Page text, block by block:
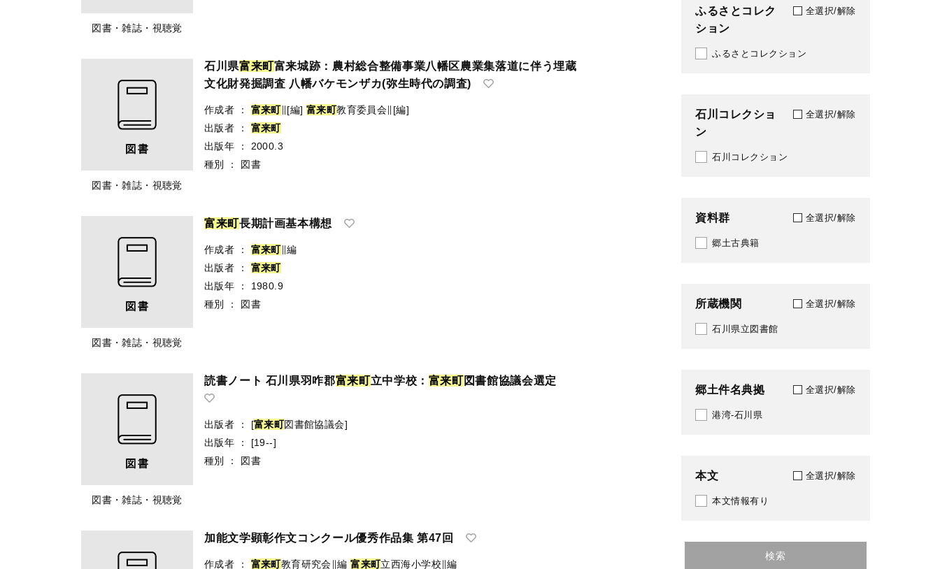
図書・雑誌・視聴覚
図書・雑誌・視聴覚
石川県富来町富来城跡：農村総合整備事業八幡区農業集落道に伴う埋蔵
文化財発掘調査 八幡バケモンザカ(弥生時代の調査)
作成者 ： 富来町∥[編] 富来町教育委員会∥[編]
出版者
： 富来町
出版年
：
2000.3
種別
： 図書
図書・雑誌・視聴覚
富来町長期計画基本構想
作成者 ： 富来町∥編
出版者
： 富来町
出版年
：
1980.9
種別
： 図書
図書・雑誌・視聴覚
読書ノート 石川県羽咋郡富来町立中学校： 富来町図書館協議会選定
出版者 ： [富来町図書館協議会]
出版年
：
[19--]
種別
： 図書
加能文学顕彰作文コンクール優秀作品集 第47回
作成者 ： 富来町教育研究会∥編 富来町立西海小学校∥編
1976
1978
1980
1982
1983
1985
1986
1988
1989
1991
1992
318
351
367
601
ふるさとコレク
ション
全選択/解除
ふるさとコレクション
石川コレクショ
ン
全選択/解除
石川コレクション
資料群 全選択/解除
郷土古典籍
所蔵機関 全選択/解除
石川県立図書館
郷土件名典拠 全選択/解除
港湾-石川県
本文 全選択/解除
本文情報有り
検索